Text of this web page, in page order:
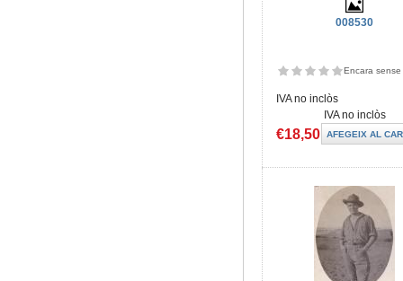
008530
Encara sense
IVA no inclòs
IVA no inclòs
€18,50